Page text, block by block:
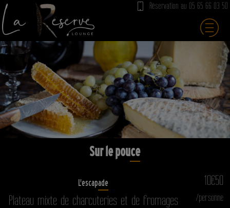
Réservation au 05 65 66 03 50
Sur le pouce
L'escapade
Plateau mixte de charcuteries et de fromages
10€50
/personne